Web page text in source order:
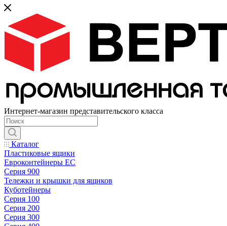
Интернет-магазин представительского класса
Каталог
Пластиковые ящики
Евроконтейнеры ЕС
Серия 900
Тележки и крышки для ящиков
Куботейнеры
Серия 100
Серия 200
Серия 300